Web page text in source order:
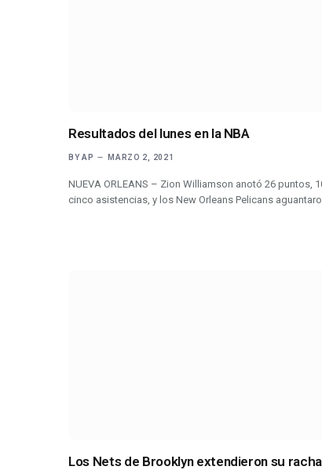
Resultados del lunes en la NBA
BY AP MARZO 2, 2021
NUEVA ORLEANS – Zion Williamson anotó 26 puntos,
cinco asistencias, y los New Orleans Pelicans
Los Nets de Brooklyn extendieron su racha